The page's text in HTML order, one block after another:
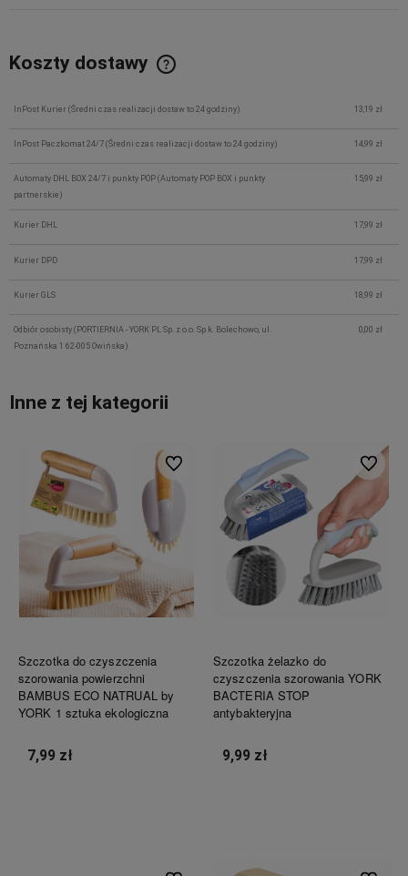
Koszty dostawy
InPost Kurier (Średni czas realizacji dostaw to 24 godziny) 13,19 zł
InPost Paczkomat 24/7(Średni czas realizacji dostaw to 24 godziny) 14,99 zł
Automaty DHL BOX 24/7 i punkty POP(Automaty POP BOX i punkty
partnerskie)
15,99 zł
Kurier DHL 17,99 zł
Kurier DPD 17,99 zł
Kurier GLS 18,99 zł
Odbiór osobisty(PORTIERNIA - YORK PL Sp. z o.o. Sp.k. Bolechowo, ul.
Poznańska 1 62-005 Owińska)
0,00 zł
Inne z tej kategorii
Szczotka do czyszczenia
szorowania powierzchni
BAMBUS ECO NATRUAL by
YORK 1 sztuka ekologiczna
7,99 zł
Do ulubionych
Szczotka żelazko do
czyszczenia szorowania YORK
BACTERIA STOP
antybakteryjna
9,99 zł
Do